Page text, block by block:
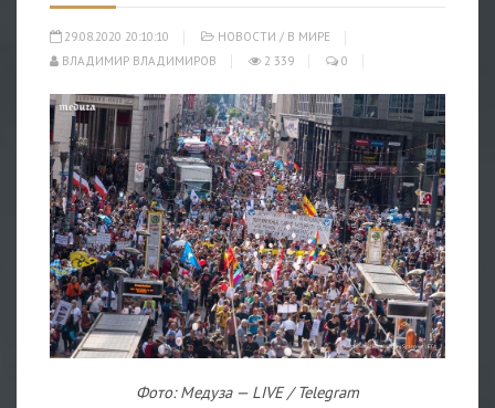
29.08.2020 20:10:10 НОВОСТИ / В МИРЕ
ВЛАДИМИР ВЛАДИМИРОВ
2 339 0
Фото: Медуза — LIVE / Telegram